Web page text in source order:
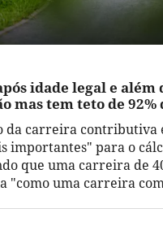
idade legal e além
mas tem teto de 92%
da carreira contributiva
importantes" para o
que uma carreira de
"como uma carreira